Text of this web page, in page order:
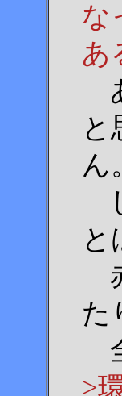
な
あ
と
ん
と
た
>